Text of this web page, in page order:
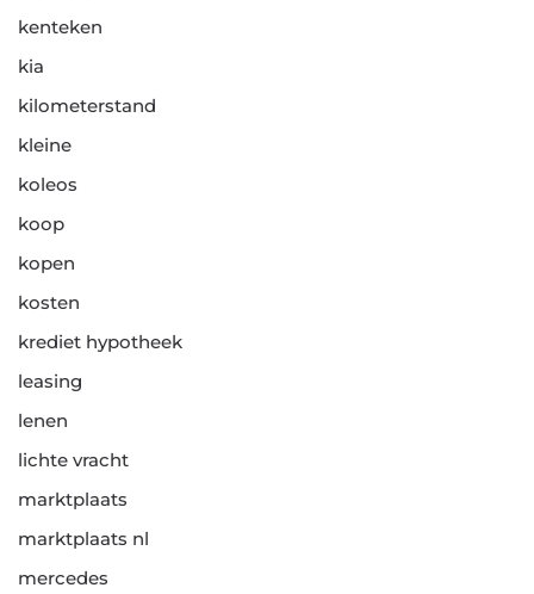
kenteken
kia
kilometerstand
kleine
koleos
koop
kopen
kosten
krediet hypotheek
leasing
lenen
lichte vracht
marktplaats
marktplaats nl
mercedes